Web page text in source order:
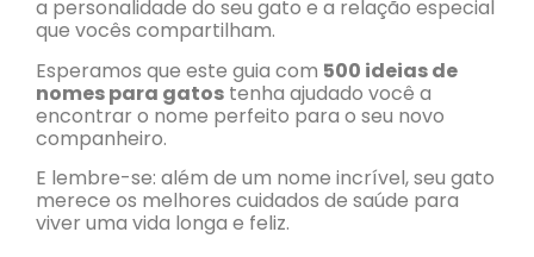
a personalidade do seu gato e a relação especial
que vocês compartilham.
Esperamos que este guia com 500 ideias de
nomes para gatos tenha ajudado você a
encontrar o nome perfeito para o seu novo
companheiro.
E lembre-se: além de um nome incrível, seu gato
merece os melhores cuidados de saúde para
viver uma vida longa e feliz.